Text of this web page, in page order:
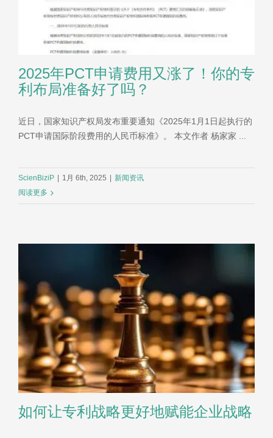
2025年PCT申请费用又涨了！你的专
利布局准备好了吗？
近日，国家知识产权局发布重要通知《2025年1月1日起执行的
PCT申请国际阶段费用的人民币标准》。 本文作者 杨家家 ...
ScienBiziP 1月 6th, 2025
新闻资讯
阅读更多
如何让专利战略更好地赋能企业战略